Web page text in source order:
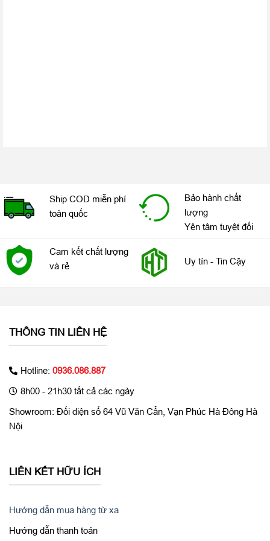
giải 8 MP, khẩu độ F/2.4, có lấy nét tự động và chống rung điện
tử mang lại cho bạn những bức ảnh với chi tiết sắc nét, ít bị
Ship COD miễn phí
toàn quốc
Bảo hành chất
lượng
Yên tâm tuyệt đối
Cam kết chất lượng
và rẻ
Uy tín - Tin Cậy
THÔNG TIN LIÊN HỆ
Hotline: 0936.086.887
8h00 - 21h30 tất cả các ngày
Showroom: Đối diện số 64 Vũ Văn Cẩn, Vạn Phúc Hà Đông Hà
Nội
LIÊN KẾT HỮU ÍCH
Hướng dẫn mua hàng từ xa
Hướng dẫn thanh toán